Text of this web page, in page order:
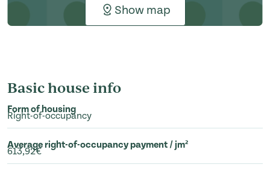
Show map
Basic house info
Form of housing
Right-of-occupancy
Average right-of-occupancy payment / jm²
613,92€